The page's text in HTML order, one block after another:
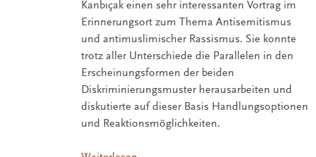
Kanbıçak einen sehr interessanten Vortrag im
Erinnerungsort zum Thema Antisemitismus
und antimuslimischer Rassismus. Sie konnte
trotz aller Unterschiede die Parallelen in den
Erscheinungsformen der beiden
Diskriminierungsmuster herausarbeiten und
diskutierte auf dieser Basis Handlungsoptionen
und Reaktionsmöglichkeiten.